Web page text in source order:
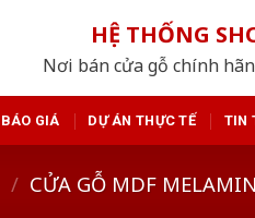
HỆ THỐNG
Nơi bán cửa gỗ chính
BÁO GIÁ DỰ ÁN THỰC TẾ TIN
/ CỬA GỖ MDF